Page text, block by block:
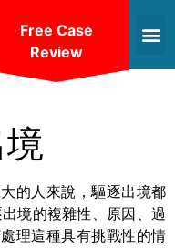
的人來說，驅逐出境都
境的複雜性、原因、過
理這種具有挑戰性的情
Free Case
Review